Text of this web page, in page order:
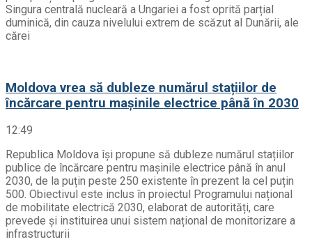
Singura centrală nucleară a Ungariei a fost oprită parțial
duminică, din cauza nivelului extrem de scăzut al Dunării, ale
cărei
Moldova vrea să dubleze numărul stațiilor de
încărcare pentru mașinile electrice până în 2030
12:49
Republica Moldova își propune să dubleze numărul stațiilor
publice de încărcare pentru mașinile electrice până în anul
2030, de la puțin peste 250 existente în prezent la cel puțin
500. Obiectivul este inclus în proiectul Programului național
de mobilitate electrică 2030, elaborat de autorități, care
prevede și instituirea unui sistem național de monitorizare a
infrastructurii